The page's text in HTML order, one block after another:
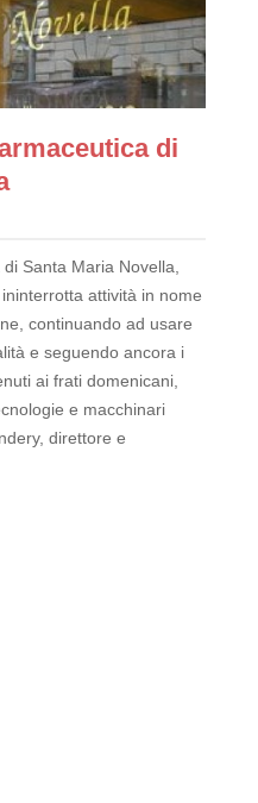
di
Santa Maria Novella,
attività in nome
continuando ad usare
e seguendo ancora i
ai frati domenicani,
e macchinari
direttore e